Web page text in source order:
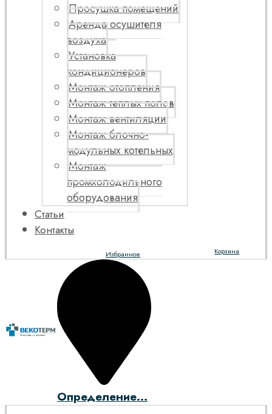
Просушка помещений
Аренда осушителя
воздуха
Установка
кондиционеров
Монтаж отопления
Монтаж теплых полов
Монтаж вентиляции
Монтаж блочно-
модульных котельных
Монтаж
промхолодильного
оборудования
Статьи
Контакты
Корзина
Избранное
Определение...